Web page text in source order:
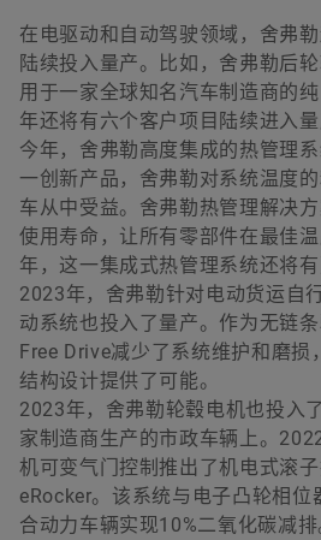
在电驱动和自动驾驶领域，舍弗
陆续投入量产。比如，舍弗勒后
用于一家全球知名汽车制造商的
年还将有六个客户项目陆续进入量
今年，舍弗勒高度集成的热管理
一创新产品，舍弗勒对系统温度
车从中受益。舍弗勒热管理解决
使用寿命，让所有零部件在最佳
年，这一集成式热管理系统还将有
2023年，舍弗勒针对电动货运自
动系统也投入了量产。作为无链
Free Drive减少了系统维护和磨损
结构设计提供了可能。
2023年，舍弗勒轮毂电机也投入
家制造商生产的市政车辆上。
机可变气门控制推出了机电式滚
eRocker。该系统与电子凸轮相位
合动力车辆实现10%二氧化碳减